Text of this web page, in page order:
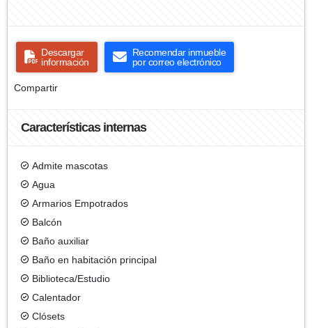
Descargar
información
Recomendar inmueble
por correo electrónico
Compartir
Características internas
Admite mascotas
Agua
Armarios Empotrados
Balcón
Baño auxiliar
Baño en habitación principal
Biblioteca/Estudio
Calentador
Clósets